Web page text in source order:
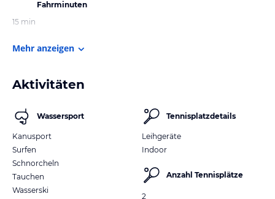
Fahrminuten
15 min
Mehr anzeigen
Aktivitäten
Wassersport
Kanusport
Surfen
Schnorcheln
Tauchen
Wasserski
Tennisplatzdetails
Leihgeräte
Indoor
Anzahl Tennisplätze
2